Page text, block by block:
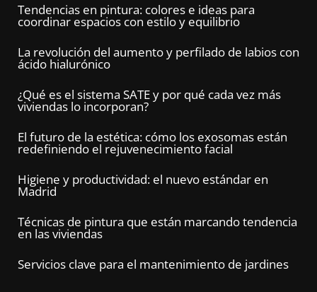
Tendencias en pintura: colores e ideas para
coordinar espacios con estilo y equilibrio
La revolución del aumento y perfilado de labios con
ácido hialurónico
¿Qué es el sistema SATE y por qué cada vez más
viviendas lo incorporan?
El futuro de la estética: cómo los exosomas están
redefiniendo el rejuvenecimiento facial
Higiene y productividad: el nuevo estándar en
Madrid
Técnicas de pintura que están marcando tendencia
en las viviendas
Servicios clave para el mantenimiento de jardines